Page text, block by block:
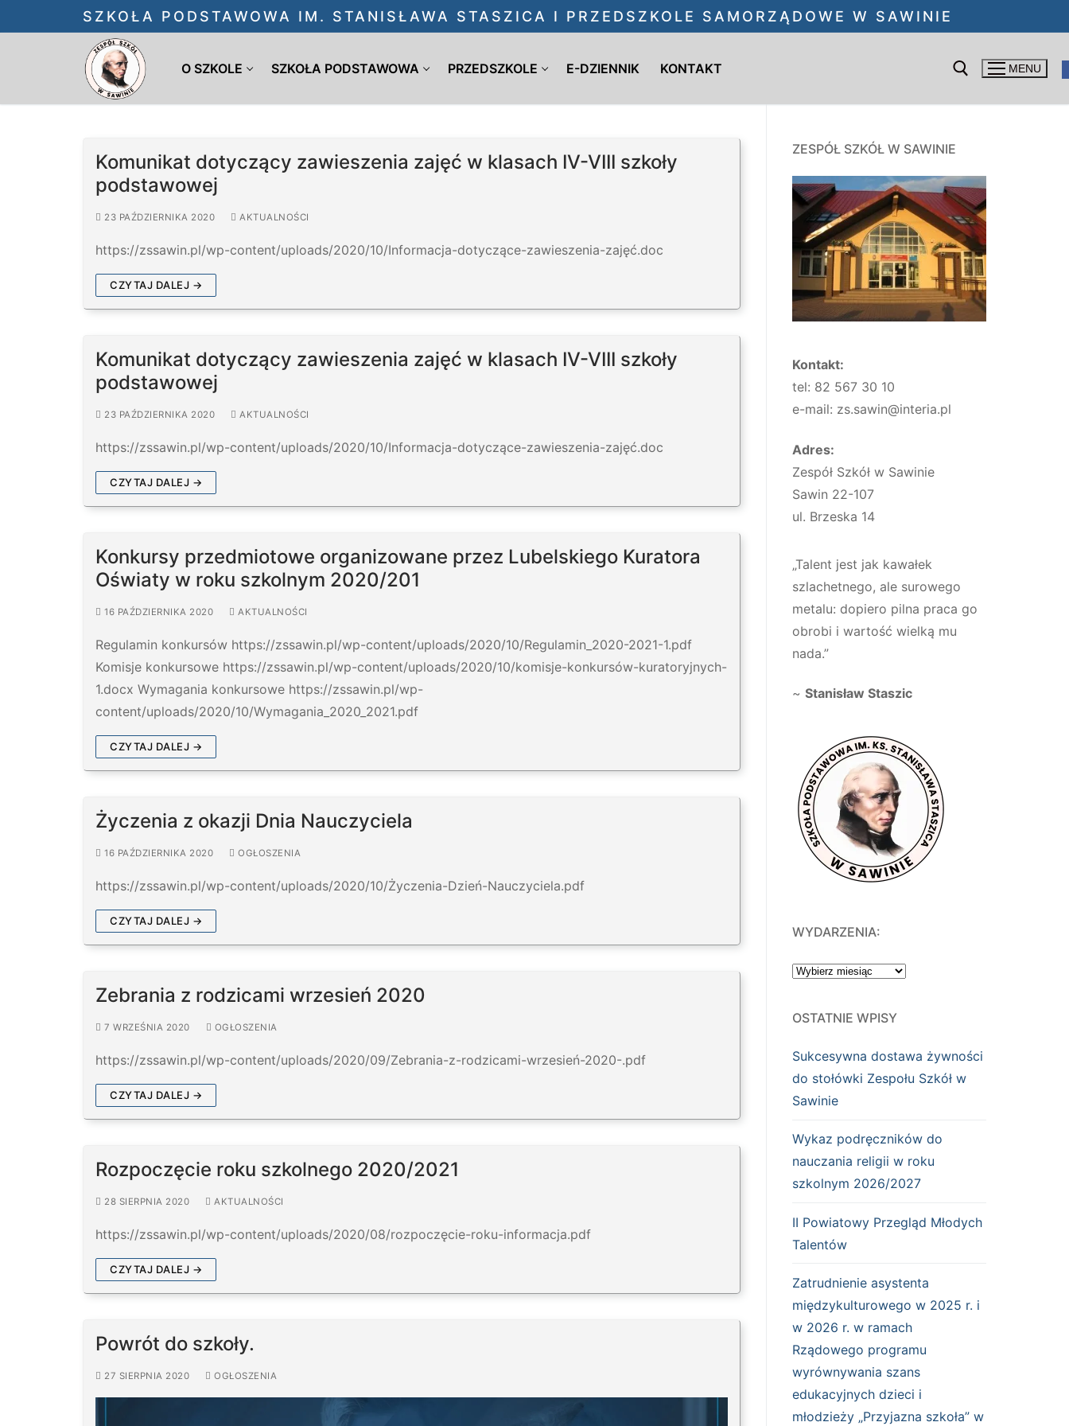
do
SZKOŁA PODSTAWOWA IM. STANISŁAWA STASZICA I PRZEDSZKOLE SAMORZĄDOWE W SAWINIE
O SZKOLE SZKOŁA PODSTAWOWA PRZEDSZKOLE E-DZIENNIK KONTAKT MENU
Komunikat dotyczący zawieszenia zajęć w klasach IV-VIII szkoły
podstawowej
23 PAŹDZIERNIKA 2020 AKTUALNOŚCI
https://zssawin.pl/wp-content/uploads/2020/10/Informacja-dotyczące-zawieszenia-zajęć.doc
CZYTAJ DALEJ →
Komunikat dotyczący zawieszenia zajęć w klasach IV-VIII szkoły
podstawowej
23 PAŹDZIERNIKA 2020 AKTUALNOŚCI
https://zssawin.pl/wp-content/uploads/2020/10/Informacja-dotyczące-zawieszenia-zajęć.doc
CZYTAJ DALEJ →
Konkursy przedmiotowe organizowane przez Lubelskiego Kuratora
Oświaty w roku szkolnym 2020/201
16 PAŹDZIERNIKA 2020 AKTUALNOŚCI
Regulamin konkursów https://zssawin.pl/wp-content/uploads/2020/10/Regulamin_2020-2021-1.pdf
Komisje konkursowe https://zssawin.pl/wp-content/uploads/2020/10/komisje-konkursów-kuratoryjnych-
1.docx Wymagania konkursowe https://zssawin.pl/wp-
content/uploads/2020/10/Wymagania_2020_2021.pdf
CZYTAJ DALEJ →
Życzenia z okazji Dnia Nauczyciela
16 PAŹDZIERNIKA 2020 OGŁOSZENIA
https://zssawin.pl/wp-content/uploads/2020/10/Życzenia-Dzień-Nauczyciela.pdf
CZYTAJ DALEJ →
Zebrania z rodzicami wrzesień 2020
7 WRZEŚNIA 2020 OGŁOSZENIA
https://zssawin.pl/wp-content/uploads/2020/09/Zebrania-z-rodzicami-wrzesień-2020-.pdf
CZYTAJ DALEJ →
Rozpoczęcie roku szkolnego 2020/2021
28 SIERPNIA 2020 AKTUALNOŚCI
https://zssawin.pl/wp-content/uploads/2020/08/rozpoczęcie-roku-informacja.pdf
CZYTAJ DALEJ →
Powrót do szkoły.
27 SIERPNIA 2020 OGŁOSZENIA
ZESPÓŁ SZKÓŁ W SAWINIE
Kontakt:
tel: 82 567 30 10
e-mail: zs.sawin@interia.pl
Adres:
Zespół Szkół w Sawinie
Sawin 22-107
ul. Brzeska 14
„Talent jest jak kawałek
szlachetnego, ale surowego
metalu: dopiero pilna praca go
obrobi i wartość wielką mu
nada.”
~ Stanisław Staszic
WYDARZENIA:
WYDARZENIA:
OSTATNIE WPISY
Sukcesywna dostawa żywności
do stołówki Zespołu Szkół w
Sawinie
Wykaz podręczników do
nauczania religii w roku
szkolnym 2026/2027
II Powiatowy Przegląd Młodych
Talentów
Zatrudnienie asystenta
międzykulturowego w 2025 r. i
w 2026 r. w ramach
Rządowego programu
wyrównywania szans
edukacyjnych dzieci i
młodzieży „Przyjazna szkoła” w